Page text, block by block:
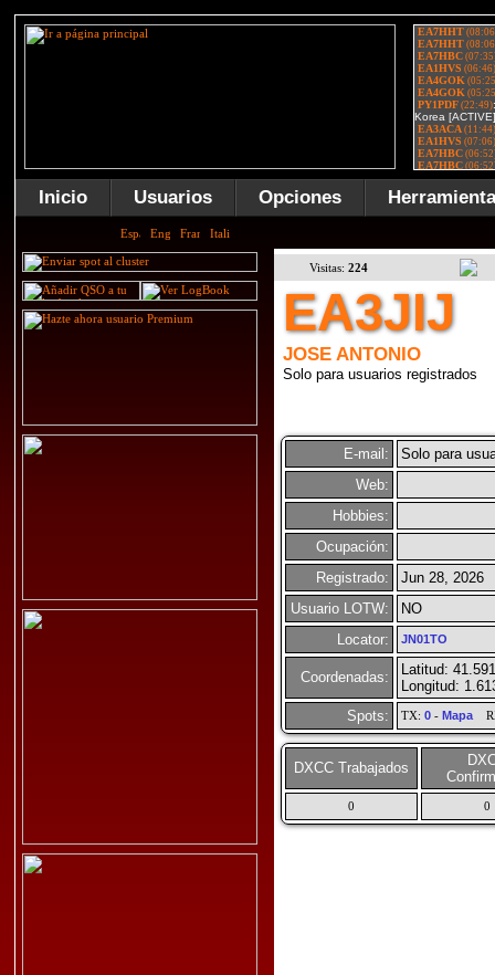
Inicio Usuarios Opciones
Visitas: 224
EA3JIJ
JOSE ANTONIO
Solo para usuarios registrados
E-mail:
Solo para
Web:
Hobbies:
Ocupación:
Registrado:
Jun 28, 2026
Usuario LOTW:
NO
Locator:
JN01TO
Coordenadas:
Latitud:
Longitud:
Spots:
TX: 0- Mapa
DXCC Trabajados
0 0